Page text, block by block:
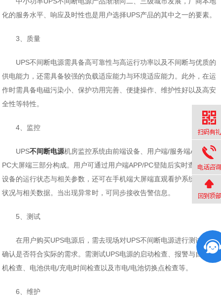
化的服务水平、响应及时性也是用户选择UPS产品的其中之一的要素。
3、质量
UPS不间断电源需具备高可靠性与高运行功率以及不间断与优质的
供电能力，还需具备较强的负载适应能力与环境适应能力。此外，在运
作时需具备电磁污染小、保护功用完善、便捷操作、维护性好以及高安
全性等特性。
4、监控
UPS不间断电源机房监控系统由前端设备、用户端/服务端APP，
PC大屏端三部分构成。用户可通过用户端APP/PC登陆后实时查看UPS
设备的运行状态与相关参数，还可在手机端大屏端直观看护系统的运行
状况与相关数据。当出现异常时，可同步接收告警信息。
5、测试
在用户购买UPS电源后，需去现场对UPS不间断电源进行测试，以
确认是否符合实际的需求。需测试UPS电源的启动检查、报警与自动关
机检查、电池供电/充电时间检查以及市电/电池切换点检查等。
6、维护